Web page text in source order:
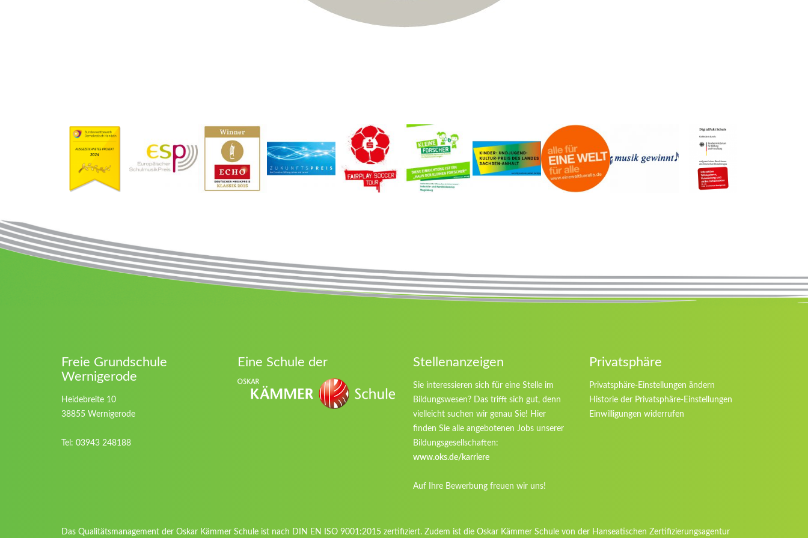
Freie Grundschule
Wernigerode
Heidebreite 10
38855 Wernigerode
Tel: 03943 248188
Eine Schule der Stellenanzeigen
Sie interessieren sich für eine Stelle im
Bildungswesen? Das trifft sich gut, denn
vielleicht suchen wir genau Sie! Hier
finden Sie alle angebotenen Jobs unserer
Bildungsgesellschaften:
www.oks.de/karriere
Auf Ihre Bewerbung freuen wir uns!
Privatsphäre
Privatsphäre-Einstellungen ändern
Historie der Privatsphäre-Einstellungen
Einwilligungen widerrufen
Das Qualitätsmanagement der Oskar Kämmer Schule ist nach DIN EN ISO 9001:2015 zertifiziert. Zudem ist die Oskar Kämmer Schule von der Hanseatischen Zertifizierungsagentur